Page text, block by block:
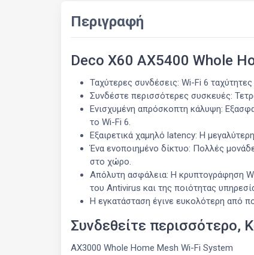
Περιγραφή
Deco X60 AX5400 Whole
Ταχύτερες συνδέσεις: Wi-Fi 6
Συνδέστε περισσότερες συσκευές:
Ενισχυμένη απρόσκοπτη κάλυψη:
το Wi-Fi 6.
Εξαιρετικά χαμηλό latency: Η
Ένα ενοποιημένο δίκτυο: Πολλές
στο χώρο.
Απόλυτη ασφάλεια: Η κρυπτογράφηση
του Antivirus και της ποιότητας
Η εγκατάσταση έγινε ευκολότερη από
Συνδεθείτε περισσότερο,
AX3000 Whole Home Mesh Wi-Fi System